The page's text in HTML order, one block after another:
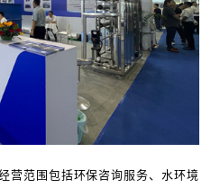
营范围包括环保咨询服务、水环境